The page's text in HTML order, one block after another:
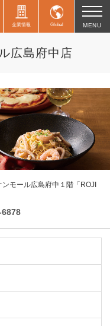
企業情報 Global MENU
広島府中店
モール広島府中１階「ROJI
6878